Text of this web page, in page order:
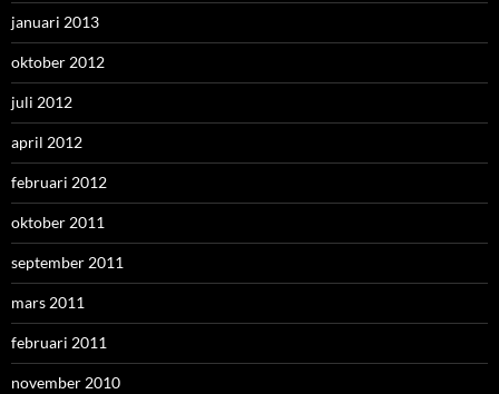
januari 2013
oktober 2012
juli 2012
april 2012
februari 2012
oktober 2011
september 2011
mars 2011
februari 2011
november 2010